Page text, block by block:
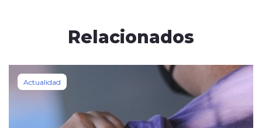
Relacionados
Actualidad